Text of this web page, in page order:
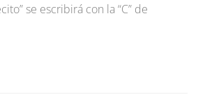
se escribirá con la “C” de